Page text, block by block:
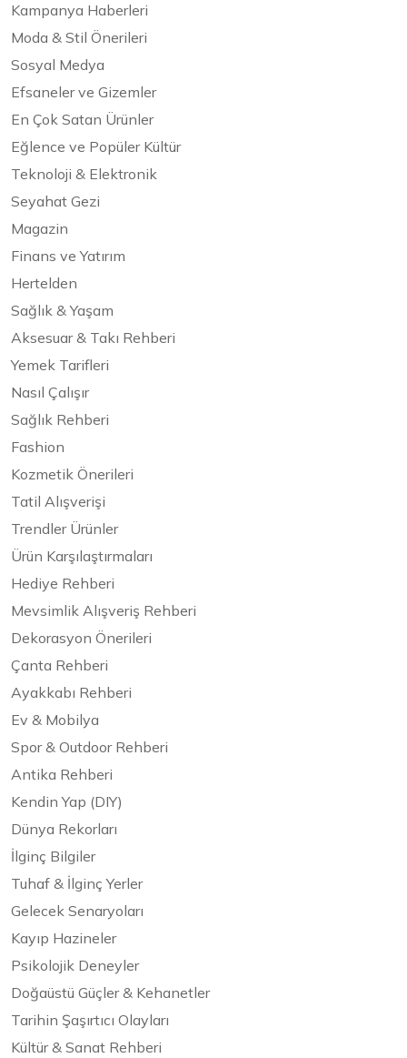
Kampanya Haberleri
Moda & Stil Önerileri
Sosyal Medya
Efsaneler ve Gizemler
En Çok Satan Ürünler
Eğlence ve Popüler Kültür
Teknoloji & Elektronik
Seyahat Gezi
Magazin
Finans ve Yatırım
Hertelden
Sağlık & Yaşam
Aksesuar & Takı Rehberi
Yemek Tarifleri
Nasıl Çalışır
Sağlık Rehberi
Fashion
Kozmetik Önerileri
Tatil Alışverişi
Trendler Ürünler
Ürün Karşılaştırmaları
Hediye Rehberi
Mevsimlik Alışveriş Rehberi
Dekorasyon Önerileri
Çanta Rehberi
Ayakkabı Rehberi
Ev & Mobilya
Spor & Outdoor Rehberi
Antika Rehberi
Kendin Yap (DIY)
Dünya Rekorları
İlginç Bilgiler
Tuhaf & İlginç Yerler
Gelecek Senaryoları
Kayıp Hazineler
Psikolojik Deneyler
Doğaüstü Güçler & Kehanetler
Tarihin Şaşırtıcı Olayları
Kültür & Sanat Rehberi